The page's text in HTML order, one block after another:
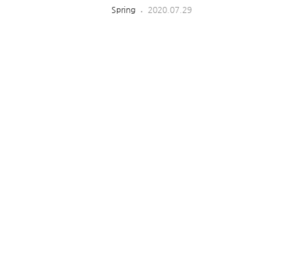
수 있는 기능을 추가로 정의한다.
Spring 2020.07.29